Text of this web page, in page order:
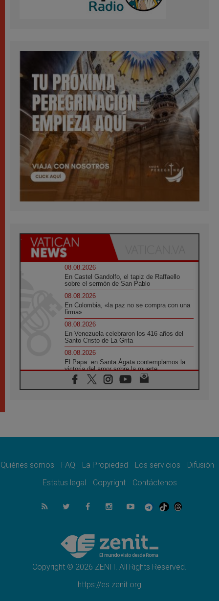
08.08.2026
En Castel Gandolfo, el tapiz de Raffaello
sobre el sermón de San Pablo
08.08.2026
En Colombia, «la paz no se compra con una
firma»
08.08.2026
En Venezuela celebraron los 416 años del
Santo Cristo de La Grita
08.08.2026
El Papa: en Santa Ágata contemplamos la
victoria del amor sobre la muerte
08.08.2026
León XIV visitará el Santuario de la Madre
07.08.2026
07.08.2026
el compromiso del cristiano"
La matanza de niños en Gaza no cesa: 300
muertos en 300 días
Tagle: La guerra desfigura el mundo, solo la
revelación de Dios lo transfigura
Quiénes somos FAQ La Propiedad Los servicios
Difusión
Estatus legal
Copyright Contáctenos
Copyright © 2026 ZENIT. All Rights Reserved.
https://es.zenit.org